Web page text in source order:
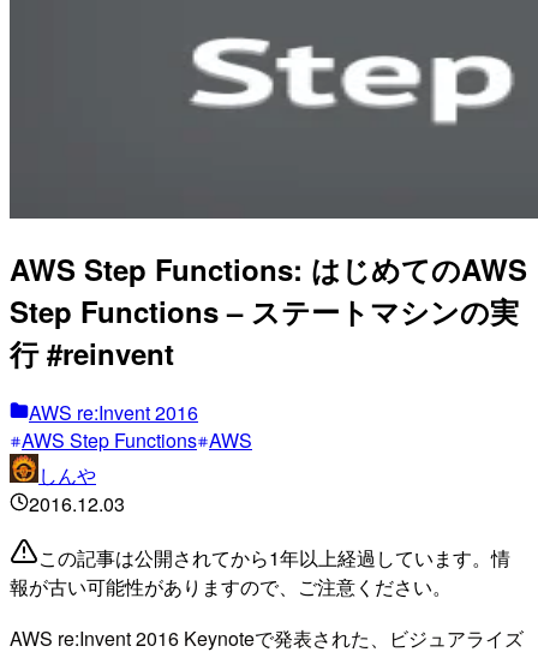
AWS Step Functions: はじめてのAWS
Step Functions – ステートマシンの実
行 #reinvent
AWS re:Invent 2016
AWS Step Functions AWS
しんや
2016.12.03
この記事は公開されてから1年以上経過しています。情
報が古い可能性がありますので、ご注意ください。
AWS re:Invent 2016 Keynoteで発表された、ビジュアライズ